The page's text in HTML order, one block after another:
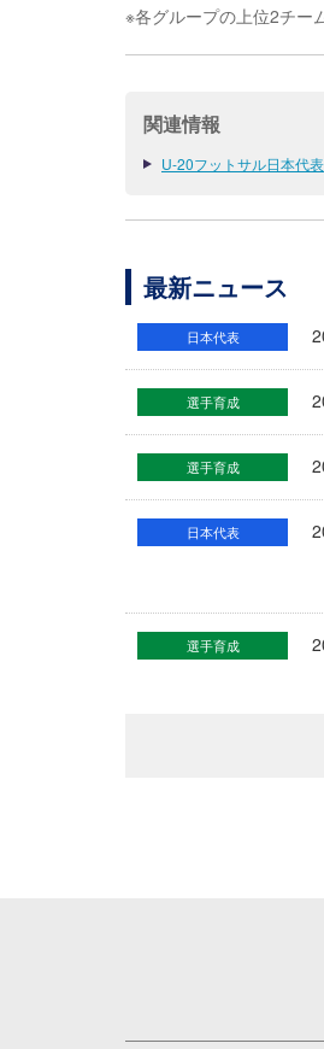
※各グループの上位2チー
関連情報
U-20フットサル日本代表
最新ニュース
日本代表
選手育成
選手育成
日本代表
選手育成